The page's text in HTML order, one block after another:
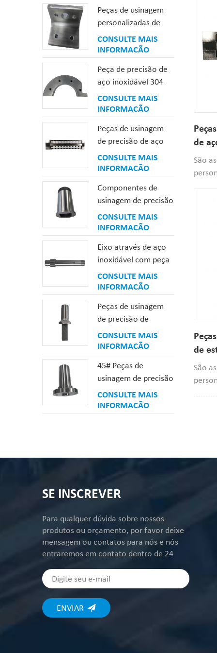
de
sem
São
Esta
de
de
São
ao
Peças de usinagem
personalizadas de
precisão de alumínio
6082
CONSULTE MAIS
INFORMAÇÃO
Peça de precisão de
aço inoxidável 304
laminada a quente
CONSULTE MAIS
INFORMAÇÃO
Peças de usinagem
de precisão de aço
temperado niquelado
sem eletrodo
CONSULTE MAIS
INFORMAÇÃO
Componentes de
usinagem de precisão
de carbonização a
gás de aço de liga de
baixo carbono
CONSULTE MAIS
INFORMAÇÃO
Eixo através de aço
inoxidável com peça
de usinagem de eixo
rosqueado com
fenda
CONSULTE MAIS
INFORMAÇÃO
Peças de usinagem
de precisão de
estrutura de ranhura
de óleo de complexo
de aço
CONSULTE MAIS
INFORMAÇÃO
45# Peças de
usinagem de precisão
personalizadas de
furo de precisão tipo
eixo de aço
CONSULTE MAIS
INFORMAÇÃO
SE INSCREVER
Para qualquer dúvida sobre nossos
produtos ou orçamento, por favor deixe
mensagem ou contatos para nós e nós
entraremos em contato dentro de 24